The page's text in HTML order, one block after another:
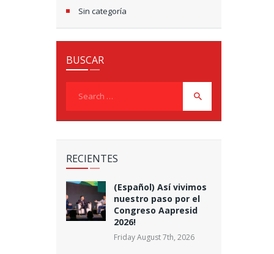
Sin categoría
BUSCAR
RECIENTES
(Español) Así vivimos
nuestro paso por el
Congreso Aapresid
2026!
Friday August 7th, 2026